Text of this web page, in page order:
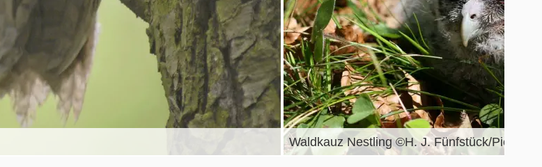
Waldkauz Nestling ©H. J. Fünfstück/Piclease